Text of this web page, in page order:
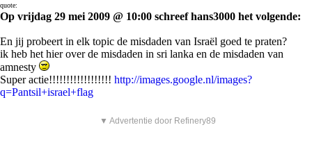
quote:
Op vrijdag 29 mei 2009 @ 10:00 schreef hans3000 het volgende:
En jij probeert in elk topic de misdaden van Israël goed te praten?
ik heb het hier over de misdaden in sri lanka en de misdaden van
amnesty
Super actie!!!!!!!!!!!!!!!!!! http://images.google.nl/images?
q=Pantsil+israel+flag
▼ Advertentie door Refinery89